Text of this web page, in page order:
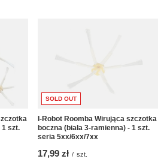
1 szt.
SOLD OUT
I-Robot Roomba Wirująca szczotka
boczna (biała 3-ramienna) - 1 szt.
seria 5xx/6xx/7xx
17,99 zł / szt.